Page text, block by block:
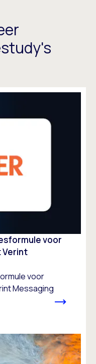
voor
Verint
voor
Messaging